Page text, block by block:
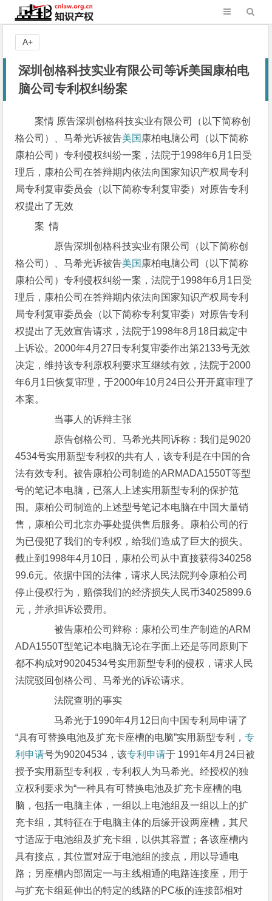
深圳创格科技实业有限公司等诉美国康柏电
脑公司专利权纠纷案
案情 原告深圳创格科技实业有限公司（以下简称创
格公司）、马希光诉被告美国 康柏电脑公司（以下简称
康柏公司）专利侵权纠纷一案，法院于1998年6月1日受
理后，康柏公司在答辩期内依法向国家知识产权局专利
局专利复审委员会（以下简称专利复审委）对原告专利
权提出了无效
案 情
原告深圳创格科技实业有限公司（以下简称创
格公司）、马希光诉被告美国 康柏电脑公司（以下简称
康柏公司）专利侵权纠纷一案，法院于1998年6月1日受
理后，康柏公司在答辩期内依法向国家知识产权局专利
局专利复审委员会（以下简称专利复审委）对原告专利
权提出了无效宣告请求，法院于1998年8月18日裁定中
上诉讼。2000年4月27日专利复审委作出第2133号无效
决定，维持该专利原权利要求互继续有效，法院于2000
年6月1日恢复审理，于2000年10月24日公开开庭审理了
本案。
当事人的诉辩主张
原告创格公司、马希光共同诉称：我们是9020
4534号实用新型专利权的共有人，该专利是在中国的合
法有效专利。被告康柏公司制造的ARMADA1550T等型
号的笔记本电脑，已落人上述实用新型专利的保护范
围。康柏公司制造的上述型号笔记本电脑在中国大量销
售，康柏公司北京办事处提供售后服务。康柏公司的行
为已侵犯了我们的专利权，给我们造成了巨大的损失。
截止到1998年4月10日，康柏公司从中直接获得340258
99.6元。依据中国的法律，请求人民法院判令康柏公司
停止侵权行为，赔偿我们的经济损失人民币34025899.6
元，并承担诉讼费用。
被告康柏公司辩称：康柏公司生产制造的ARM
ADA1550T型笔记本电脑无论在字面上还是等同原则下
都不构成对90204534号实用新型专利的侵权，请求人民
法院驳回创格公司、马希光的诉讼请求。
法院查明的事实
马希光于1990年4月12日向中国专利局申请了
“具有可替换电池及扩充卡座槽的电脑”实用新型专利，专
利申请号为90204534，该专利申请于 1991年4月24日被
授予实用新型专利权，专利权人为马希光。经授权的独
立权利要求为“一种具有可替换电池及扩充卡座槽的电
脑，包括一电脑主体，一组以上电池组及一组以上的扩
充卡组，其特征在于电脑主体的后缘开设两座槽，其尺
寸适应于电池组及扩充卡组，以供其容置；各该座槽内
具有接点，其位置对应于电池组的接点，用以导通电
路；另座槽内部固定一与主线相通的电路连接座，用于
与扩充卡组延伸出的特定的线路的PC板的连接部相对
A+